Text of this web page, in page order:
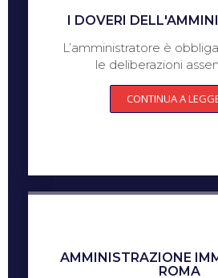
I DOVERI
L’amministratore è
le deliberazioni
CONTINUA A
AMMINISTRAZIONE
ROMA